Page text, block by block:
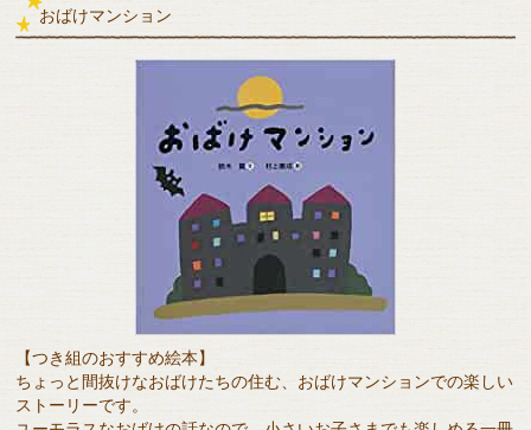
おばけマンション
【つき組のおすすめ絵本】
ちょっと間抜けなおばけたちの住む、おばけマンションでの楽しい
ストーリーです。